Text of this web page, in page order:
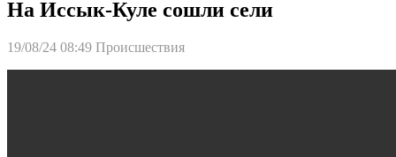
На Иссык-Куле сошли сели
19/08/24 08:49 Происшествия